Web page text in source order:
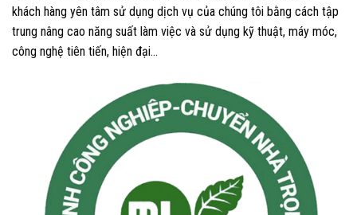
khách hàng yên tâm sử dụng dịch vụ của chúng tôi bằng cách tập
trung nâng cao năng suất làm việc và sử dụng kỹ thuật, máy móc,
công nghệ tiên tiến, hiện đại…